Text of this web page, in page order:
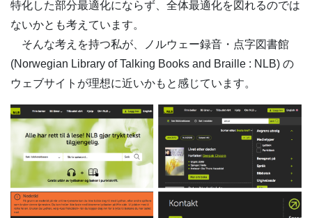
特化した部分最適化にならず、全体最適化を図れるのでは
ないかとも考えています。
そんな考えを持つ私が、ノルウェー録音・点字図書館
(Norwegian Library of Talking Books and Braille : NLB) の
ウェブサイトが理想に近いかもと感じています。